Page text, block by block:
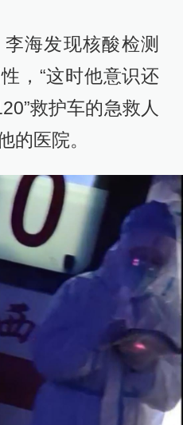
海发现核酸检测
，“这时他意识还
救护车的急救人
的医院。